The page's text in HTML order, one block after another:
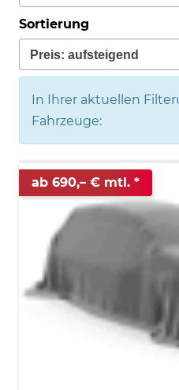
Sortierung
In Ihrer aktuellen
Fahrzeuge:
ab 690,– € mtl.